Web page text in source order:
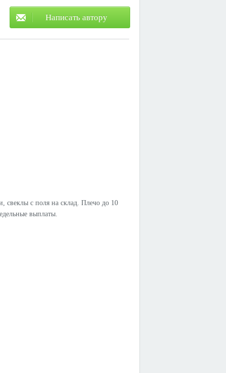
Написать автору
свеклы с поля на склад. Плечо до 10
выплаты.